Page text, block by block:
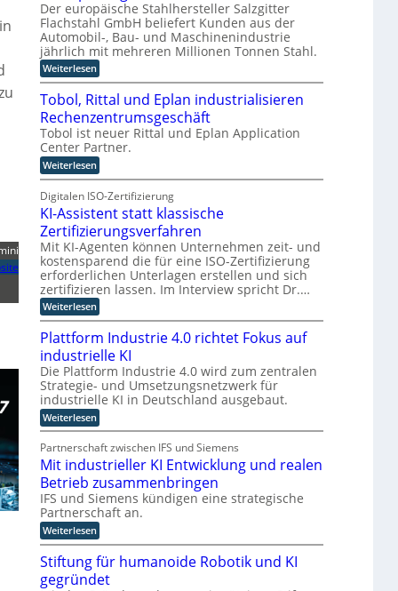
-
P
r
o
j
e
k
t
e
i
n
e
r
I
n
d
u
s
t
r
e
e
r
m
ö
g
l
c
h
e
n
i
g
u
n
g
s
w
i
r
d
n
e
u
e
r
W
a
g
o
-
C
E
O
e
i
t
e
r
b
i
l
d
u
n
g
s
a
g
e
o
t
z
u
m
C
y
b
e
R
e
s
i
l
i
e
n
c
e
A
c
t
Der europäische Stahlhersteller Salzgitter
Flachstahl GmbH beliefert Kunden aus der
Automobil-, Bau- und Maschinenindustrie
jährlich mit mehreren Millionen Tonnen Stahl.
Weiterlesen:
S
y
n
c
r
o
t
e
s
s
f
ü
r
d
i
e
i
n
t
e
n
e
T
r
a
n
s
p
r
t
l
o
g
i
s
t
i
k
Tobol, Rittal und Eplan industrialisieren
Rechenzentrumsgeschäft
Tobol ist neuer Rittal und Eplan Application
Center Partner.
Weiterlesen:
T
b
o
l
,
R
i
t
t
a
l
u
n
d
E
p
l
n
i
d
u
t
r
i
a
l
i
s
i
e
Digitalen ISO-Zertifizierung
KI-Assistent statt klassische
Zertifizierungsverfahren
Mit KI-Agenten können Unternehmen zeit- und
kostensparend die für eine ISO-Zertifizierung
erforderlichen Unterlagen erstellen und sich
zertifizieren lassen. Im Interview spricht Dr.…
Weiterlesen:
K
-
A
s
s
i
s
t
e
n
t
s
t
a
t
t
k
l
a
s
s
Plattform Industrie 4.0 richtet Fokus auf
industrielle KI
Die Plattform Industrie 4.0 wird zum zentralen
Strategie- und Umsetzungsnetzwerk für
industrielle KI in Deutschland ausgebaut.
Weiterlesen:
P
a
t
t
f
o
r
m
I
n
d
u
Partnerschaft zwischen IFS und Siemens
Mit industrieller KI Entwicklung und realen
Betrieb zusammenbringen
IFS und Siemens kündigen eine strategische
Partnerschaft an.
Weiterlesen:
M
i
t
i
Stiftung für humanoide Robotik und KI
gegründet